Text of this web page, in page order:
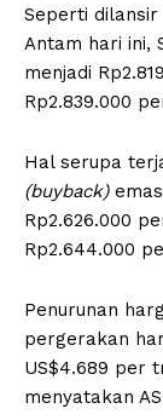
Seperti
Antam hari ini,
menjadi
Rp2.839.000
Hal serupa
(buyback)
Rp2.626.000
Rp2.644.000
Penurunan
pergerakan
US$4.689 per
menyatakan